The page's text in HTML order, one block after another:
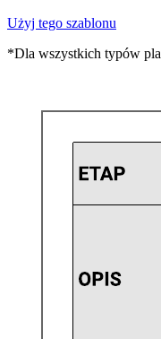
Użyj tego szablonu
*Dla wszystkich typów